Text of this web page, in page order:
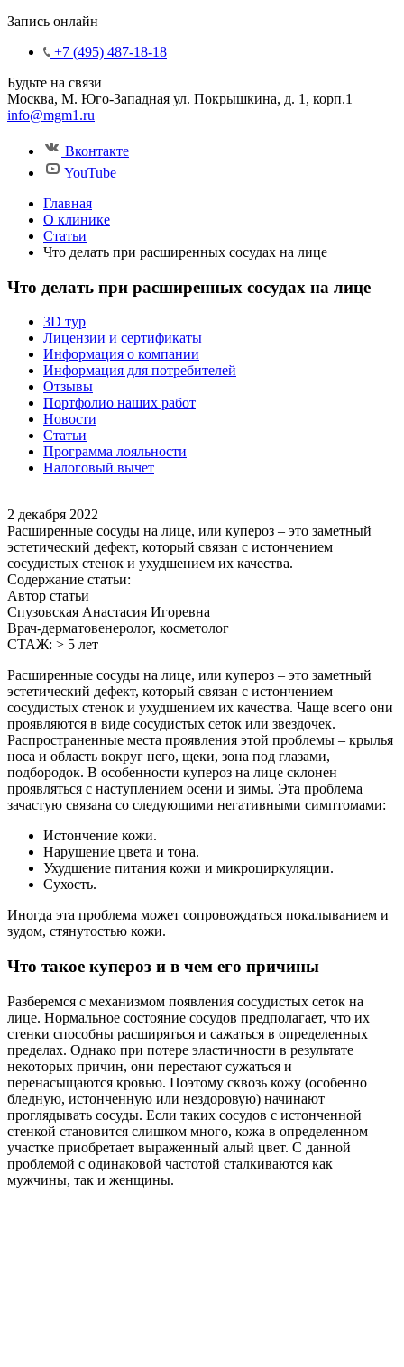
Запись онлайн
+7 (495) 487-18-18
Будьте на связи
Москва, М. Юго-Западная ул. Покрышкина, д. 1, корп.1
info@mgm1.ru
Вконтакте
YouTube
Главная
О клинике
Статьи
Что делать при расширенных сосудах на лице
Что делать при расширенных сосудах на лице
3D тур
Лицензии и сертификаты
Информация о компании
Информация для потребителей
Отзывы
Портфолио наших работ
Новости
Статьи
Программа лояльности
Налоговый вычет
2 декабря 2022
Расширенные сосуды на лице, или купероз – это заметный
эстетический дефект, который связан с истончением
сосудистых стенок и ухудшением их качества.
Содержание статьи:
Автор статьи
Спузовская Анастасия Игоревна
Врач-дерматовенеролог, косметолог
СТАЖ: > 5 лет
Расширенные сосуды на лице, или купероз – это заметный
эстетический дефект, который связан с истончением
сосудистых стенок и ухудшением их качества. Чаще всего они
проявляются в виде сосудистых сеток или звездочек.
Распространенные места проявления этой проблемы – крылья
носа и область вокруг него, щеки, зона под глазами,
подбородок. В особенности купероз на лице склонен
проявляться с наступлением осени и зимы. Эта проблема
зачастую связана со следующими негативными симптомами:
Истончение кожи.
Нарушение цвета и тона.
Ухудшение питания кожи и микроциркуляции.
Сухость.
Иногда эта проблема может сопровождаться покалыванием и
зудом, стянутостью кожи.
Что такое купероз и в чем его причины
Разберемся с механизмом появления сосудистых сеток на
лице. Нормальное состояние сосудов предполагает, что их
стенки способны расширяться и сажаться в определенных
пределах. Однако при потере эластичности в результате
некоторых причин, они перестают сужаться и
перенасыщаются кровью. Поэтому сквозь кожу (особенно
бледную, истонченную или нездоровую) начинают
проглядывать сосуды. Если таких сосудов с истонченной
стенкой становится слишком много, кожа в определенном
участке приобретает выраженный алый цвет. С данной
проблемой с одинаковой частотой сталкиваются как
мужчины, так и женщины.